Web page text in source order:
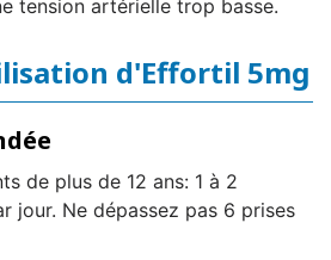
tension artérielle trop basse.
d'Effortil 5mg
de plus de 12 ans: 1 à 2
jour. Ne dépassez pas 6 prises